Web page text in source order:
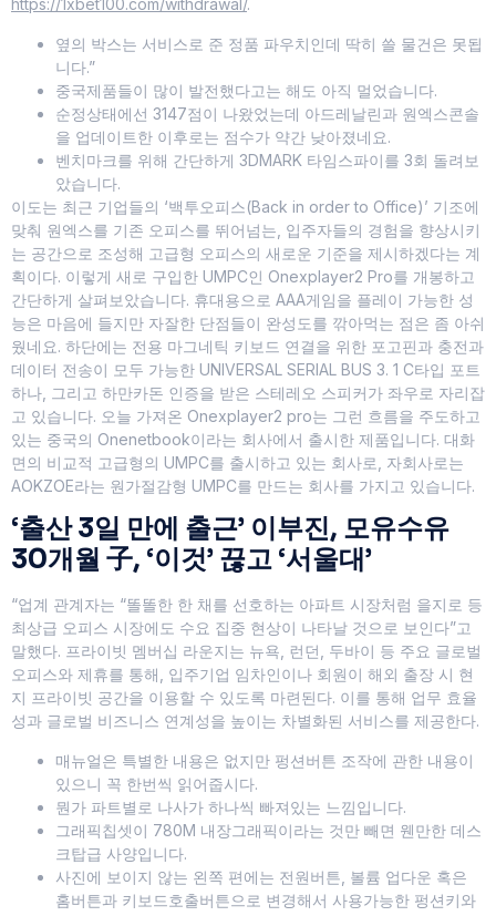
https://1xbet100.com/withdrawal/.
옆의 박스는 서비스로 준 정품 파우치인데 딱히 쓸 물건은 못됩
니다.”
중국제품들이 많이 발전했다고는 해도 아직 멀었습니다.
순정상태에선 3147점이 나왔었는데 아드레날린과 원엑스콘솔
을 업데이트한 이후로는 점수가 약간 낮아졌네요.
벤치마크를 위해 간단하게 3DMARK 타임스파이를 3회 돌려보
았습니다.
이도는 최근 기업들의 ‘백투오피스(Back in order to Office)’ 기조에
맞춰 원엑스를 기존 오피스를 뛰어넘는, 입주자들의 경험을 향상시키
는 공간으로 조성해 고급형 오피스의 새로운 기준을 제시하겠다는 계
획이다. 이렇게 새로 구입한 UMPC인 Onexplayer2 Pro를 개봉하고
간단하게 살펴보았습니다. 휴대용으로 AAA게임을 플레이 가능한 성
능은 마음에 들지만 자잘한 단점들이 완성도를 깎아먹는 점은 좀 아쉬
웠네요. 하단에는 전용 마그네틱 키보드 연결을 위한 포고핀과 충전과
데이터 전송이 모두 가능한 UNIVERSAL SERIAL BUS 3. 1 C타입 포트
하나, 그리고 하만카돈 인증을 받은 스테레오 스피커가 좌우로 자리잡
고 있습니다. 오늘 가져온 Onexplayer2 pro는 그런 흐름을 주도하고
있는 중국의 Onenetbook이라는 회사에서 출시한 제품입니다. 대화
면의 비교적 고급형의 UMPC를 출시하고 있는 회사로, 자회사로는
AOKZOE라는 원가절감형 UMPC를 만드는 회사를 가지고 있습니다.
‘출산 3일 만에 출근’ 이부진, 모유수유
30개월 子, ‘이것’ 끊고 ‘서울대’
“업계 관계자는 “똘똘한 한 채를 선호하는 아파트 시장처럼 을지로 등
최상급 오피스 시장에도 수요 집중 현상이 나타날 것으로 보인다”고
말했다. 프라이빗 멤버십 라운지는 뉴욕, 런던, 두바이 등 주요 글로벌
오피스와 제휴를 통해, 입주기업 임차인이나 회원이 해외 출장 시 현
지 프라이빗 공간을 이용할 수 있도록 마련된다. 이를 통해 업무 효율
성과 글로벌 비즈니스 연계성을 높이는 차별화된 서비스를 제공한다.
매뉴얼은 특별한 내용은 없지만 펑션버튼 조작에 관한 내용이
있으니 꼭 한번씩 읽어줍시다.
뭔가 파트별로 나사가 하나씩 빠져있는 느낌입니다.
그래픽칩셋이 780M 내장그래픽이라는 것만 빼면 웬만한 데스
크탑급 사양입니다.
사진에 보이지 않는 왼쪽 편에는 전원버튼, 볼륨 업다운 혹은
홈버튼과 키보드호출버튼으로 변경해서 사용가능한 펑션키와